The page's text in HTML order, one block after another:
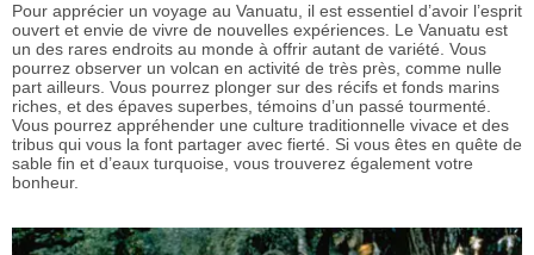
Pour apprécier un voyage au Vanuatu, il est essentiel d’avoir l’esprit
ouvert et envie de vivre de nouvelles expériences. Le Vanuatu est
un des rares endroits au monde à offrir autant de variété. Vous
pourrez observer un volcan en activité de très près, comme nulle
part ailleurs. Vous pourrez plonger sur des récifs et fonds marins
riches, et des épaves superbes, témoins d’un passé tourmenté.
Vous pourrez appréhender une culture traditionnelle vivace et des
tribus qui vous la font partager avec fierté. Si vous êtes en quête de
sable fin et d’eaux turquoise, vous trouverez également votre
bonheur.